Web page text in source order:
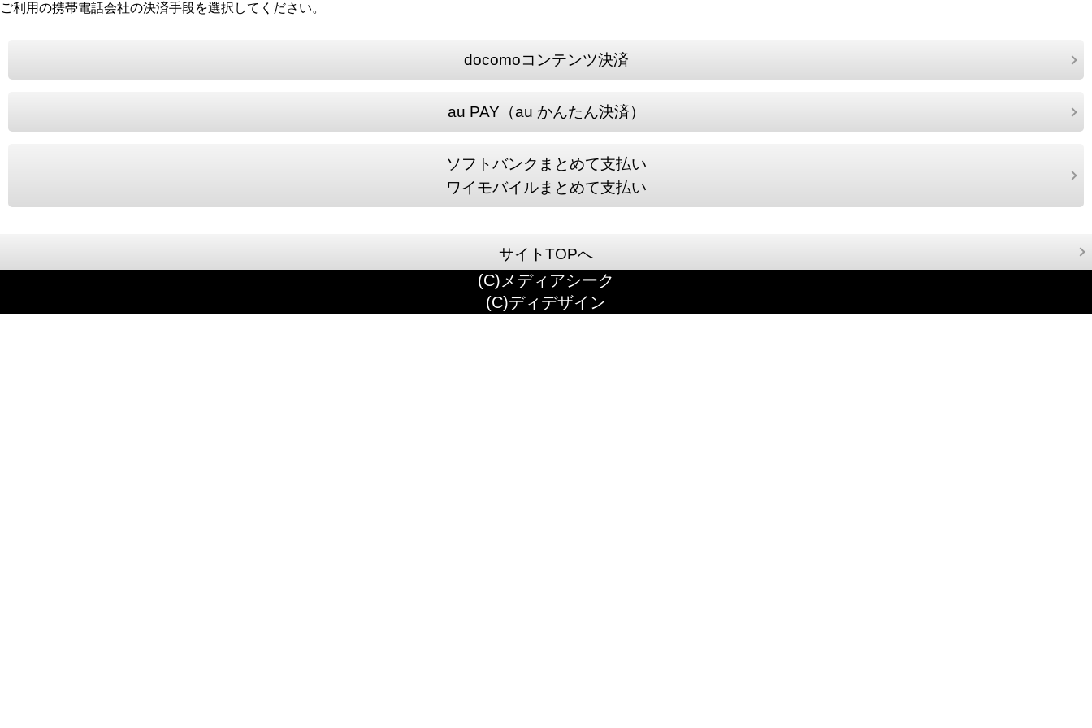
ご利用の携帯電話会社の決済手段を選択してください。
docomoコンテンツ決済
au PAY（au かんたん決済）
ソフトバンクまとめて支払い
ワイモバイルまとめて支払い
サイトTOPへ
(C)メディアシーク
(C)ディデザイン